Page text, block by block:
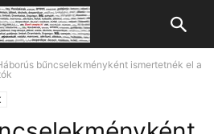
bűncselekményként ismertetnék el a